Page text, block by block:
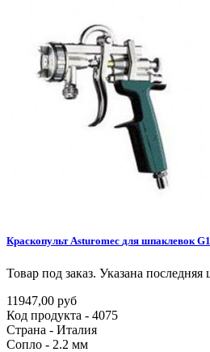
Краскопульт Asturomec для шпаклевок
Товар под заказ. Указана
11947,00 руб
Код продукта - 4075
Страна - Италия
Сопло - 2.2 мм